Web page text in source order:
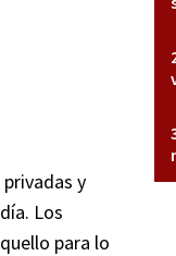
y
Los
para lo